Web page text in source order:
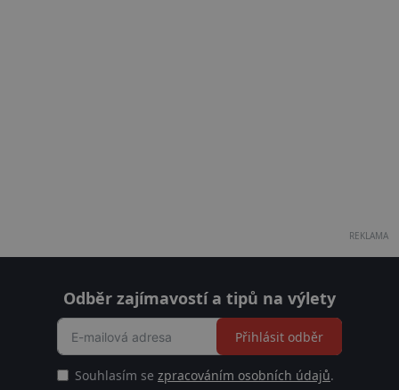
REKLAMA
Odběr zajímavostí a tipů na výlety
Souhlasím se zpracováním osobních údajů.
Přihlásit odběr